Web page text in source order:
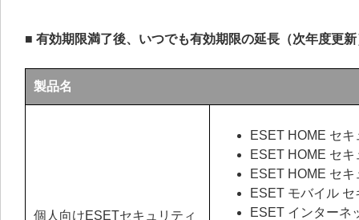
■ 有効期限満了後、いつでも有効期限の延長（次年度更
製品名
個人向けESETセキュリティ
ESET HOME セ
ESET HOME セ
ESET HOME セ
ESET モバイル
ESET インターネ